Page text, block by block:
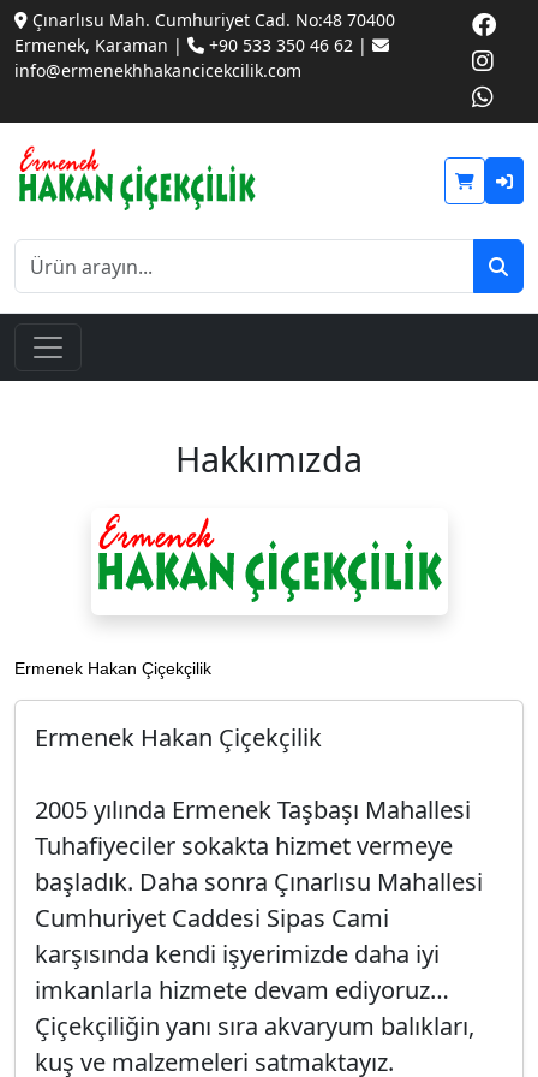
Çınarlısu Mah. Cumhuriyet Cad. No:48 70400
Ermenek, Karaman |
+90 533 350 46 62 |
info@ermenekhhakancicekcilik.com
Hakkımızda
Ermenek Hakan Çiçekçilik
Ermenek Hakan Çiçekçilik
2005 yılında Ermenek Taşbaşı Mahallesi
Tuhafiyeciler sokakta hizmet vermeye
başladık. Daha sonra Çınarlısu Mahallesi
Cumhuriyet Caddesi Sipas Cami
karşısında kendi işyerimizde daha iyi
imkanlarla hizmete devam ediyoruz…
Çiçekçiliğin yanı sıra akvaryum balıkları,
kuş ve malzemeleri satmaktayız.